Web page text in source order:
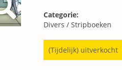
Categorie:
Divers / Stripboeken
(Tijdelijk) uitverkocht